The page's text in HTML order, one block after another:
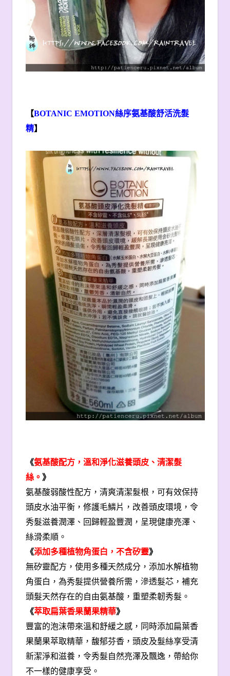
【BOTANIC EMOTION絲序氨基酸舒活洗髮
精】
《氨基酸配方，溫和淨化滋養頭皮、清潔髮
絲。 》
氨基酸弱酸性配方，清爽清潔髮根，可有效保持
頭皮水油平衡，修護毛鱗片，改善頭皮環境，令
秀髮滋養潤澤、回歸輕盈豐潤，呈現健康亮澤、
絲滑柔順。
《添加多種植物角蛋白，不含矽靈》
無矽靈配方，使用多種天然成分，添加水解植物
角蛋白，為秀髮提供營養所需，滲透髮芯，補充
頭髮天然存在的自由氨基酸，重塑柔韌秀髮。
《萃取扁葉香果蘭果精華》
豐富的泡沫帶來溫和舒緩之感，同時添加扁葉香
果蘭果萃取精華，馥郁芬香，頭皮及髮絲享受清
新潔淨和滋養，令秀髮自然亮澤及飄逸，帶給你
不一樣的健康享受。